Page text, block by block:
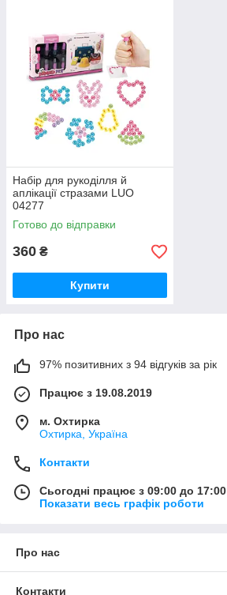
Набір для рукоділля й
аплікації стразами LUO
04277
Готово до відправки
360 ₴
Купити
Про нас
97% позитивних з 94 відгуків за рік
Працює з 19.08.2019
м. Охтирка
Охтирка, Україна
Контакти
Сьогодні працює з 09:00 до 17:00
Показати весь графік роботи
Про нас
Контакти